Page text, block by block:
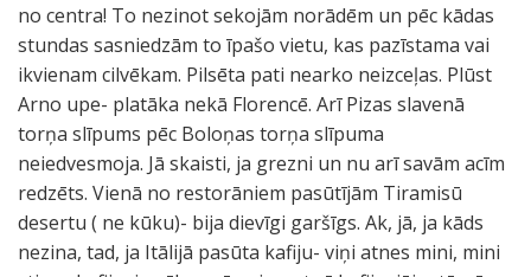
no centra! To nezinot sekojām norādēm un pēc kādas
stundas sasniedzām to īpašo vietu, kas pazīstama vai
ikvienam cilvēkam. Pilsēta pati nearko neizceļas. Plūst
Arno upe- platāka nekā Florencē. Arī Pizas slavenā
torņa slīpums pēc Boloņas torņa slīpuma
neiedvesmoja. Jā skaisti, ja grezni un nu arī savām acīm
redzēts. Vienā no restorāniem pasūtījām Tiramisū
desertu ( ne kūku)- bija dievīgi garšīgs. Ak, jā, ja kāds
nezina, tad, ja Itālijā pasūta kafiju- viņi atnes mini, mini